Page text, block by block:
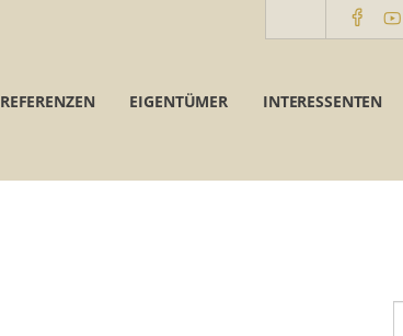
REFERENZEN EIGENTÜMER INTERESSENTEN